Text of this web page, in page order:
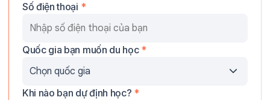
Số điện thoại *
Quốc gia bạn muốn du học *
Khi nào bạn dự định học? *